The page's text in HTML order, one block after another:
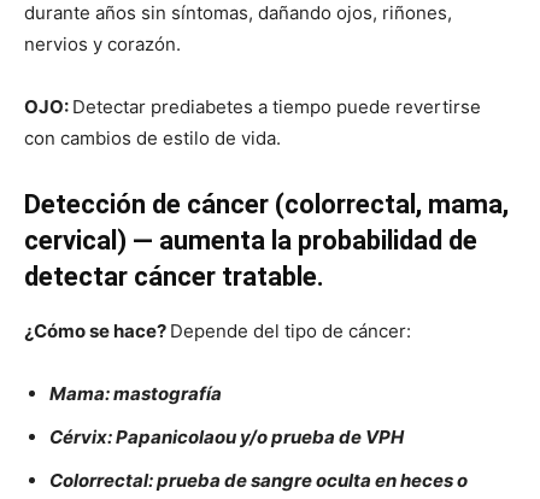
durante años sin síntomas, dañando ojos, riñones,
nervios y corazón.
OJO: Detectar prediabetes a tiempo puede revertirse
con cambios de estilo de vida.
Detección de cáncer (colorrectal, mama,
cervical) — aumenta la probabilidad de
detectar cáncer tratable.
¿Cómo se hace? Depende del tipo de cáncer:
Mama: mastografía
Cérvix: Papanicolaou y/o prueba de VPH
Colorrectal: prueba de sangre oculta en heces o